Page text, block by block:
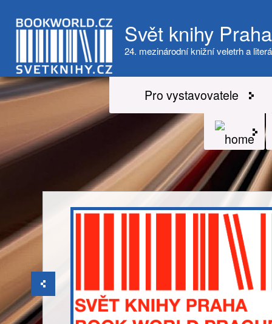
Svět knihy
24. mezinárodní knižní veletrh a
Pro vystavovatele